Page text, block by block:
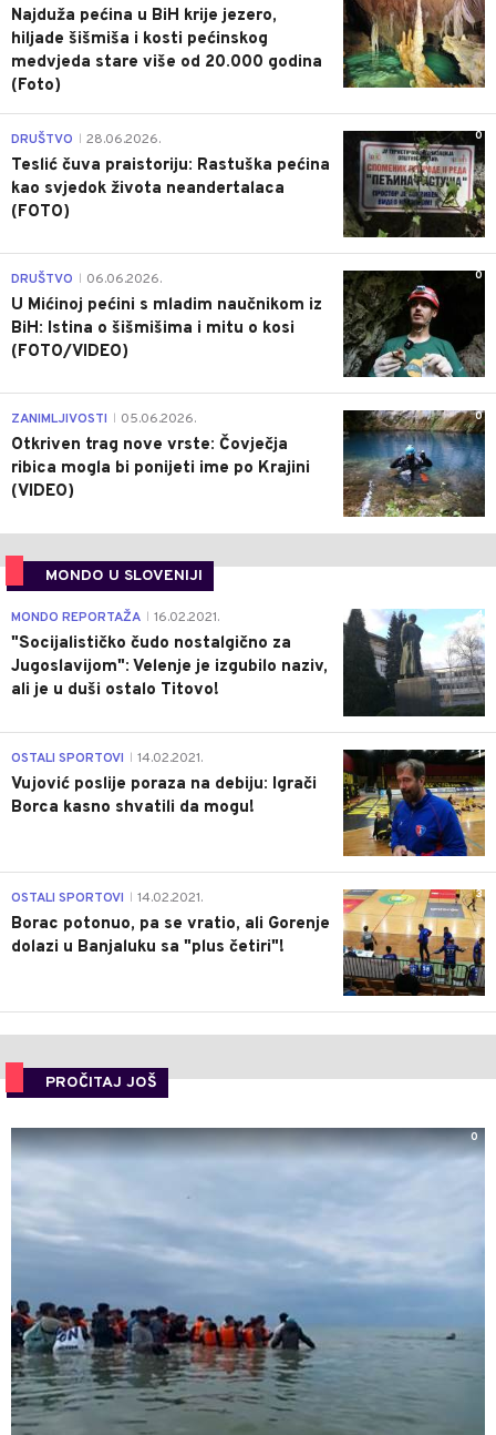
Najduža pećina u BiH krije jezero,
hiljade šišmiša i kosti pećinskog
medvjeda stare više od 20.000 godina
(Foto)
0
DRUŠTVO 28.06.2026.
Teslić čuva praistoriju: Rastuška pećina
kao svjedok života neandertalaca
(FOTO)
0
DRUŠTVO 06.06.2026.
U Mićinoj pećini s mladim naučnikom iz
BiH: Istina o šišmišima i mitu o kosi
(FOTO/VIDEO)
0
ZANIMLJIVOSTI 05.06.2026.
Otkriven trag nove vrste: Čovječja
ribica mogla bi ponijeti ime po Krajini
(VIDEO)
MONDO U SLOVENIJI
4
MONDO REPORTAŽA 16.02.2021.
"Socijalističko čudo nostalgično za
Jugoslavijom": Velenje je izgubilo naziv,
ali je u duši ostalo Titovo!
1
OSTALI SPORTOVI 14.02.2021.
Vujović poslije poraza na debiju: Igrači
Borca kasno shvatili da mogu!
3
OSTALI SPORTOVI 14.02.2021.
Borac potonuo, pa se vratio, ali Gorenje
dolazi u Banjaluku sa "plus četiri"!
PROČITAJ JOŠ
0